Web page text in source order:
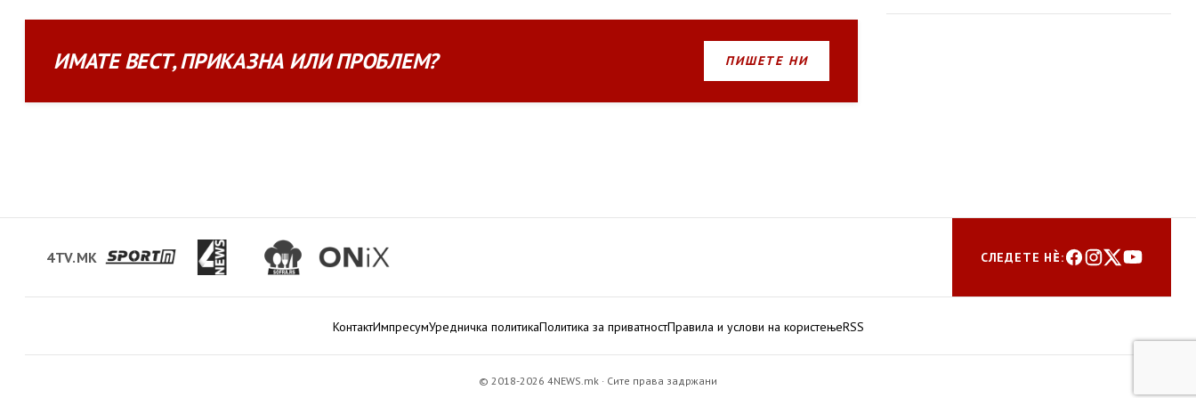
ИМАТЕВЕСТ,ПРИКАЗНА ИЛИПРОБЛЕМ? ПИШЕТЕ НИ
4TV.MK СЛЕДЕТЕ НЀ:
КонтактИмпресумУредничка политикаПолитика за приватностПравила и услови на користењеRSS
© 2018-2026 4NEWS.mk · Сите права задржани